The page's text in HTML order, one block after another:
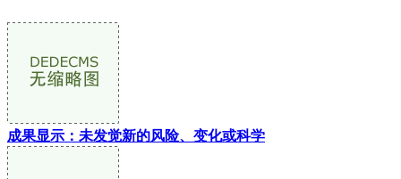
成果显示：未发觉新的风险、变化或科学